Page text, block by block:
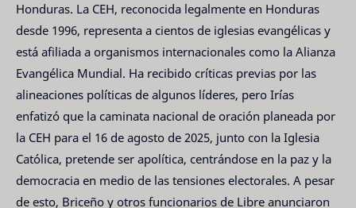
Honduras. La CEH, reconocida legalmente en Honduras
desde 1996, representa a cientos de iglesias evangélicas y
está afiliada a organismos internacionales como la Alianza
Evangélica Mundial. Ha recibido críticas previas por las
alineaciones políticas de algunos líderes, pero Irías
enfatizó que la caminata nacional de oración planeada por
la CEH para el 16 de agosto de 2025, junto con la Iglesia
Católica, pretende ser apolítica, centrándose en la paz y la
democracia en medio de las tensiones electorales. A pesar
de esto, Briceño y otros funcionarios de Libre anunciaron